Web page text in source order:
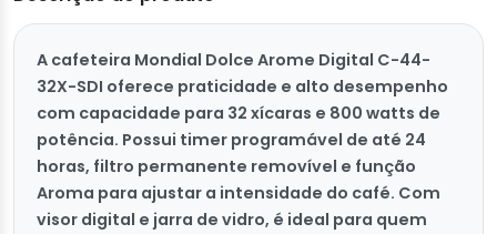
A cafeteira Mondial Dolce Arome Digital C-44-
32X-SDI oferece praticidade e alto desempenho
com capacidade para 32 xícaras e 800 watts de
potência. Possui timer programável de até 24
horas, filtro permanente removível e função
Aroma para ajustar a intensidade do café. Com
visor digital e jarra de vidro, é ideal para quem